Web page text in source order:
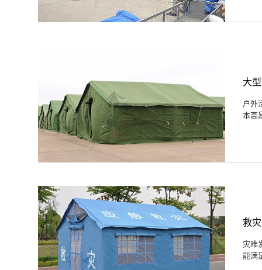
大
户外
本高
救
灾难
能满